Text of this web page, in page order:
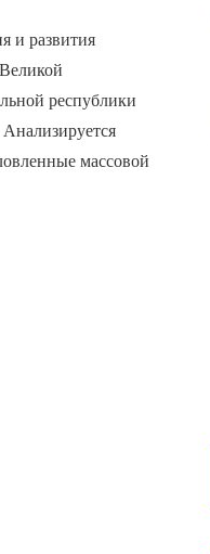
и развития
республики
массовой